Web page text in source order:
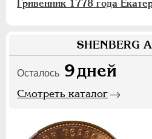
Гривенник 1778 года
SHENBERG
Осталось 9дней
Смотреть каталог